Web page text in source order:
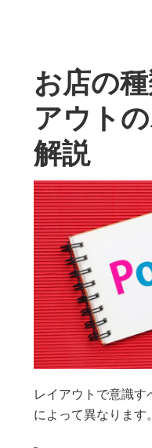
お店の
アウト
解説
レイアウトで意識す
によって異なります